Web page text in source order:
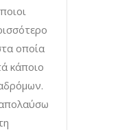
οποία
κάποιο